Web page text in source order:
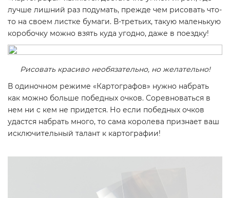
лучше лишний раз подумать, прежде чем рисовать что-
то на своем листке бумаги. В-третьих, такую маленькую
коробочку можно взять куда угодно, даже в поездку!
Рисовать красиво необязательно, но желательно!
В одиночном режиме «Картографов» нужно набрать
как можно больше победных очков. Соревноваться в
нем ни с кем не придется. Но если победных очков
удастся набрать много, то сама королева признает ваш
исключительный талант к картографии!